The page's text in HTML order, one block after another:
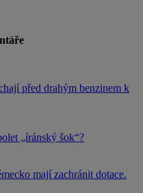
před drahým benzinem k
„íránský šok“?
mají zachránit dotace.